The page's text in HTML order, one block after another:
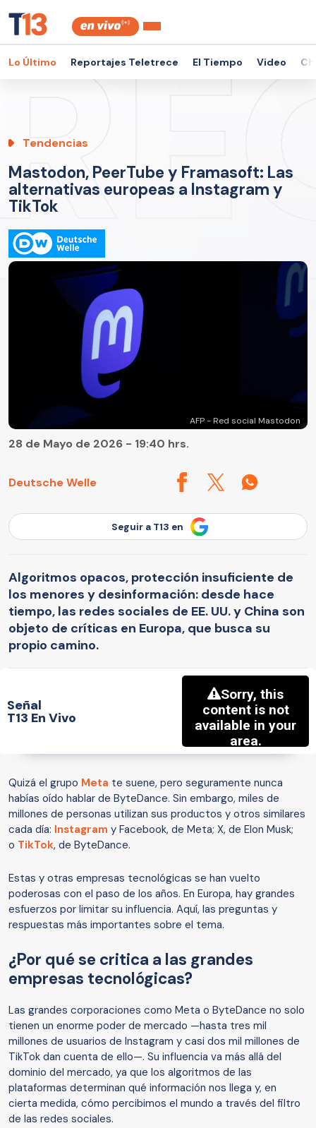
Lo Último Reportajes Teletrece El Tiempo Video
Tendencias
Mastodon, PeerTube y Framasoft: Las
alternativas europeas a Instagram y
TikTok
AFP - Red social Mastodon
Deutsche Welle
28 de Mayo de 2026 - 19:40 hrs.
Seguir a T13 en
Algoritmos opacos, protección insuficiente de
los menores y desinformación: desde hace
tiempo, las redes sociales de EE. UU. y China son
objeto de críticas en Europa, que busca su
propio camino.
Señal
T13 En Vivo
Quizá el grupo Meta te suene, pero seguramente nunca
habías oído hablar de ByteDance. Sin embargo, miles de
millones de personas utilizan sus productos y otros similares
cada día: Instagram y Facebook, de Meta; X, de Elon Musk;
o TikTok, de ByteDance.
Estas y otras empresas tecnológicas se han vuelto
poderosas con el paso de los años. En Europa, hay grandes
esfuerzos por limitar su influencia. Aquí, las preguntas y
respuestas más importantes sobre el tema.
¿Por qué se critica a las grandes
empresas tecnológicas?
Las grandes corporaciones como Meta o ByteDance no solo
tienen un enorme poder de mercado —hasta tres mil
millones de usuarios de Instagram y casi dos mil millones de
TikTok dan cuenta de ello—. Su influencia va más allá del
dominio del mercado, ya que los algoritmos de las
plataformas determinan qué información nos llega y, en
cierta medida, cómo percibimos el mundo a través del filtro
de las redes sociales.